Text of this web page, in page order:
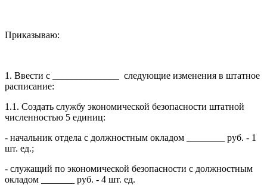
Приказываю:
1. Ввести с ______________ следующие изменения в штатное
расписание:
1.1. Создать службу экономической безопасности штатной
численностью 5 единиц:
- начальник отдела с должностным окладом ________ руб. - 1
шт. ед.;
- служащий по экономической безопасности с должностным
окладом _______ руб. - 4 шт. ед.